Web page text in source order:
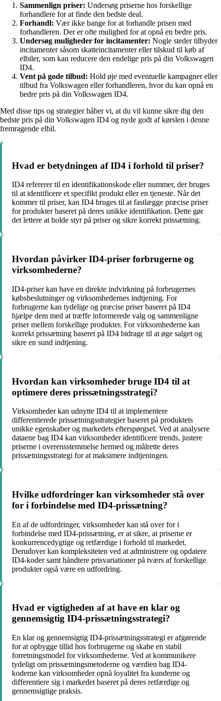
Sammenlign priser: Undersøg priserne hos forskellige
forhandlere for at finde den bedste deal.
Forhandl: Vær ikke bange for at forhandle prisen med
forhandleren. Der er ofte mulighed for at opnå en bedre pris.
Undersøg muligheder for incitamenter: Nogle steder tilbyder
incitamenter såsom skatteincitamenter eller tilskud til køb af
elbiler, som kan reducere den endelige pris på din Volkswagen
ID4.
Vent på gode tilbud: Hold øje med eventuelle kampagner eller
tilbud fra Volkswagen eller forhandleren, hvor du kan opnå en
bedre pris på din Volkswagen ID4.
Med disse tips og strategier håber vi, at du vil kunne sikre dig den
bedste pris på din Volkswagen ID4 og nyde godt af kørslen i denne
fremragende elbil.
Hvad er betydningen af ID4 i forhold til priser?
ID4 refererer til en identifikationskode eller nummer, der bruges
til at identificere et specifikt produkt eller en tjeneste. Når det
kommer til priser, kan ID4 bruges til at fastlægge præcise priser
for produkter baseret på deres unikke identifikation. Dette gør
det lettere at holde styr på priser og sikre korrekt prissætning.
Hvordan påvirker ID4-priser forbrugerne og
virksomhederne?
ID4-priser kan have en direkte indvirkning på forbrugernes
købsbeslutninger og virksomhedernes indtjening. For
forbrugerne kan tydelige og præcise priser baseret på ID4
hjælpe dem med at træffe informerede valg og sammenligne
priser mellem forskellige produkter. For virksomhederne kan
korrekt prissætning baseret på ID4 bidrage til at øge salget og
sikre en sund indtjening.
Hvordan kan virksomheder bruge ID4 til at
optimere deres prissætningsstrategi?
Virksomheder kan udnytte ID4 til at implementere
differentierede prissætningsstrategier baseret på produktets
unikke egenskaber og markedets efterspørgsel. Ved at analysere
dataene bag ID4 kan virksomheder identificere trends, justere
priserne i overensstemmelse hermed og målrette deres
prissætningsstrategi for at maksimere indtjeningen.
Hvilke udfordringer kan virksomheder stå over
for i forbindelse med ID4-prissætning?
En af de udfordringer, virksomheder kan stå over for i
forbindelse med ID4-prissætning, er at sikre, at priserne er
konkurrencedygtige og retfærdige i forhold til markedet.
Derudover kan kompleksiteten ved at administrere og opdatere
ID4-koder samt håndtere prisvariationer på tværs af forskellige
produkter også være en udfordring.
Hvad er vigtigheden af at have en klar og
gennemsigtig ID4-prissætningsstrategi?
En klar og gennemsigtig ID4-prissætningsstrategi er afgørende
for at opbygge tillid hos forbrugerne og skabe en stabil
forretningsmodel for virksomhederne. Ved at kommunikere
tydeligt om prissætningsmetoderne og værdien bag ID4-
koderne kan virksomheder opnå loyalitet fra kunderne og
differentiere sig i markedet baseret på deres retfærdige og
gennemsigtige praksis.